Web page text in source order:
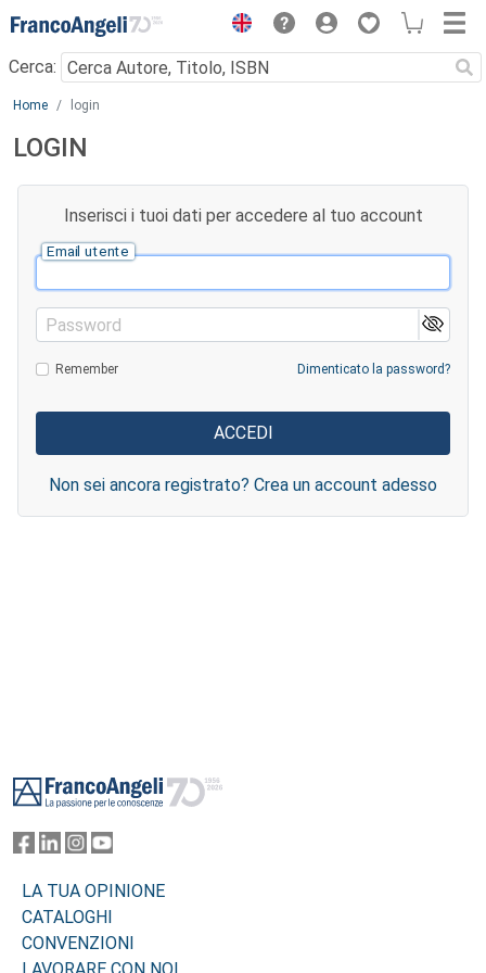
Menu
Cerca:
Main content
Home login
LOGIN
Inserisci i tuoi dati per accedere al tuo account
Email utente
Password
Remember Dimenticato la password?
Non sei ancora registrato? Crea un account adesso
LA TUA OPINIONE
CATALOGHI
CONVENZIONI